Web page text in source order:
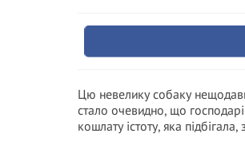
Цю невелику собаку
стало очевидно, що
кошлату істоту, яка